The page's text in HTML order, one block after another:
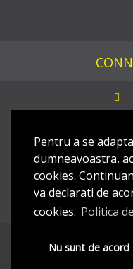
Pentru a se
dumneavoastra,
cookies.
va declarati de
cookies. Politica
Nu sunt de acord
Dezaboneaza
COPYRIGHT ©